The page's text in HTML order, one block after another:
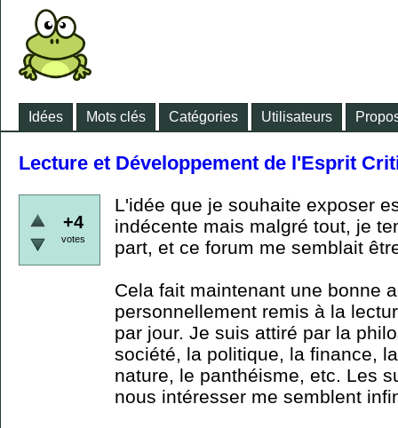
Idées Mots clés Catégories Utilisateurs
Lecture et Développement de l'Esprit
+4
votes
L'idée que je souhaite exposer
indécente mais malgré tout, je
part, et ce forum me semblait
Cela fait maintenant une bonne
personnellement remis à la
par jour. Je suis attiré par la
société, la politique, la finance,
nature, le panthéisme, etc. Les
nous intéresser me semblent